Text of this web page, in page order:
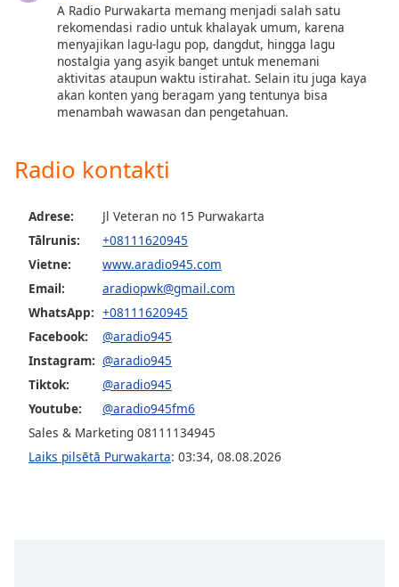
descriptions
selected
opens
settings
subtitles
off,
selected
Track
in-
A Radio Purwakarta memang menjadi salah satu
rekomendasi radio untuk khalayak umum, karena
menyajikan lagu-lagu pop, dangdut, hingga lagu
nostalgia yang asyik banget untuk menemani
aktivitas ataupun waktu istirahat. Selain itu juga kaya
akan konten yang beragam yang tentunya bisa
menambah wawasan dan pengetahuan.
Radio kontakti
Adrese:
Jl Veteran no 15 Purwakarta
Tālrunis:
+08111620945
Vietne:
www.aradio945.com
Email:
aradiopwk@gmail.com
WhatsApp: +08111620945
Facebook:
@aradio945
Instagram: @aradio945
Tiktok:
@aradio945
Youtube:
@aradio945fm6
Sales & Marketing 08111134945
Laiks pilsētā Purwakarta: 03:34, 08.08.2026